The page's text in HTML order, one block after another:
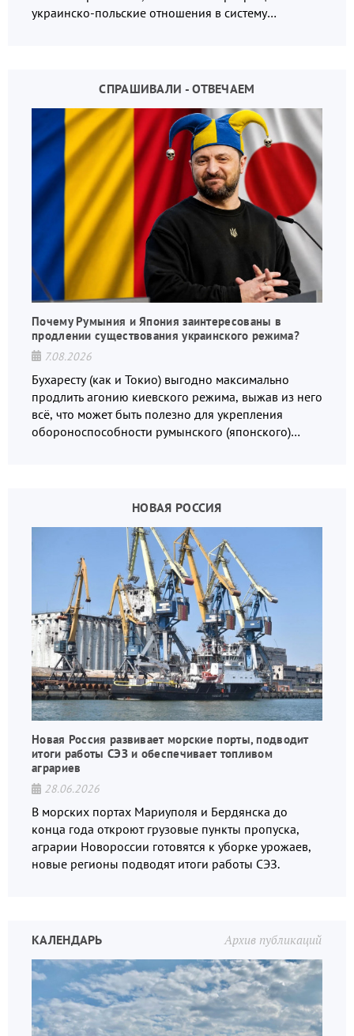
украинско-польские отношения в систему
СПРАШИВАЛИ - ОТВЕЧАЕМ
Почему Румыния и Япония заинтересованы в
продлении существования украинского режима?
7.08.2026
Бухаресту (как и Токио) выгодно максимально
продлить агонию киевского режима, выжав из него
всё, что может быть полезно для укрепления
обороноспособности румынского (японского)
НОВАЯ РОССИЯ
Новая Россия развивает морские порты, подводит
итоги работы СЭЗ и обеспечивает топливом
аграриев
28.06.2026
В морских портах Мариуполя и Бердянска до
конца года откроют грузовые пункты пропуска,
аграрии Новороссии готовятся к уборке урожаев,
новые регионы подводят итоги работы СЭЗ.
Архив публикаций
КАЛЕНДАРЬ